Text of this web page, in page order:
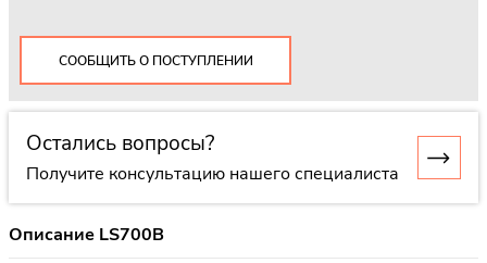
СООБЩИТЬ О ПОСТУПЛЕНИИ
Остались вопросы?
Получите консультацию нашего специалиста
Описание LS700B